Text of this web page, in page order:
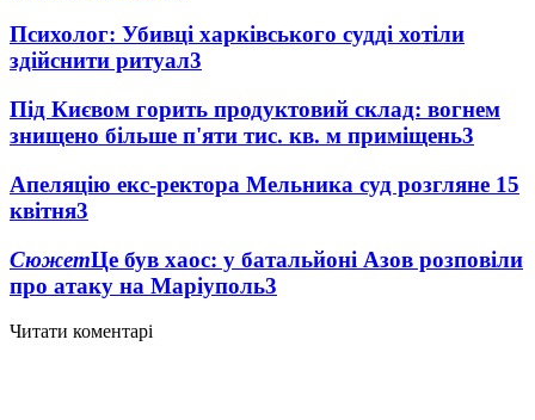
Психолог: Убивці харківського судді хотіли
здійснити ритуал3
Під Києвом горить продуктовий склад: вогнем
знищено більше п'яти тис. кв. м приміщень3
Апеляцію екс-ректора Мельника суд розгляне 15
квітня3
СюжетЦе був хаос: у батальйоні Азов розповіли
про атаку на Маріуполь3
Читати коментарі